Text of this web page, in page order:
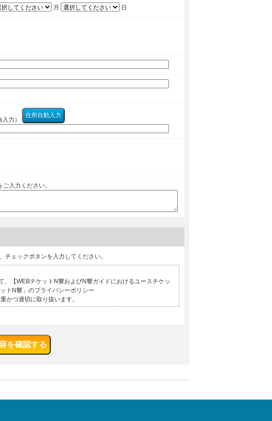
月 日
入力）
入力ください。
ェックボタンを入力してください。
【WEBチケットN響およびN響ガイドにおけるユースチケッ
トN響」のプライバシーポリシー
かつ適切に取り扱います。